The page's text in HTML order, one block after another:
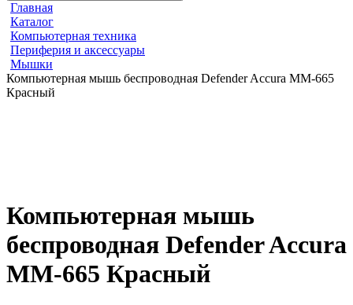
Главная
Каталог
Компьютерная техника
Периферия и аксессуары
Мышки
Компьютерная мышь беспроводная Defender Accura MM-665
Красный
Компьютерная мышь
беспроводная Defender Accura
MM-665 Красный